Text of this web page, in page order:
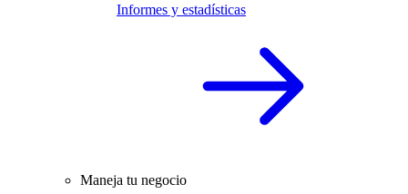
Informes y estadísticas
Maneja tu negocio